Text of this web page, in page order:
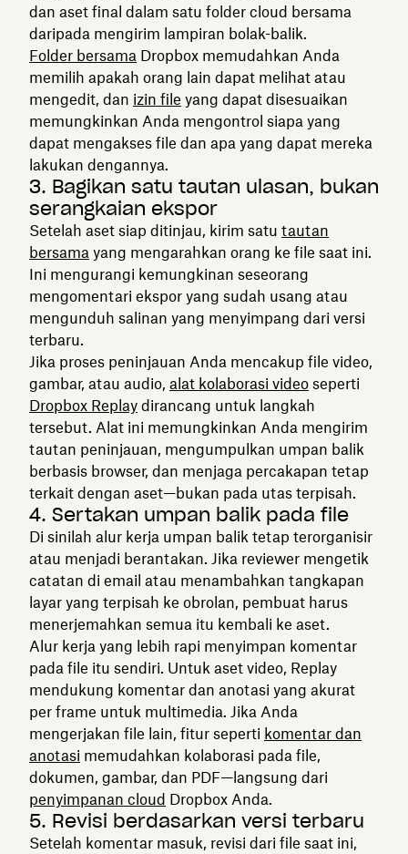
dan aset final dalam satu folder cloud bersama
daripada mengirim lampiran bolak-balik.
Folder bersama Dropbox memudahkan Anda
memilih apakah orang lain dapat melihat atau
mengedit, dan izin file yang dapat disesuaikan
memungkinkan Anda mengontrol siapa yang
dapat mengakses file dan apa yang dapat mereka
lakukan dengannya.
3. Bagikan satu tautan ulasan, bukan
serangkaian ekspor
Setelah aset siap ditinjau, kirim satu tautan
bersama yang mengarahkan orang ke file saat ini.
Ini mengurangi kemungkinan seseorang
mengomentari ekspor yang sudah usang atau
mengunduh salinan yang menyimpang dari versi
terbaru.
Jika proses peninjauan Anda mencakup file video,
gambar, atau audio, alat kolaborasi video seperti
Dropbox Replay dirancang untuk langkah
tersebut. Alat ini memungkinkan Anda mengirim
tautan peninjauan, mengumpulkan umpan balik
berbasis browser, dan menjaga percakapan tetap
terkait dengan aset—bukan pada utas terpisah.
4. Sertakan umpan balik pada file
Di sinilah alur kerja umpan balik tetap terorganisir
atau menjadi berantakan. Jika reviewer mengetik
catatan di email atau menambahkan tangkapan
layar yang terpisah ke obrolan, pembuat harus
menerjemahkan semua itu kembali ke aset.
Alur kerja yang lebih rapi menyimpan komentar
pada file itu sendiri. Untuk aset video, Replay
mendukung komentar dan anotasi yang akurat
per frame untuk multimedia. Jika Anda
mengerjakan file lain, fitur seperti komentar dan
anotasi memudahkan kolaborasi pada file,
dokumen, gambar, dan PDF—langsung dari
penyimpanan cloud Dropbox Anda.
5. Revisi berdasarkan versi terbaru
Setelah komentar masuk, revisi dari file saat ini,